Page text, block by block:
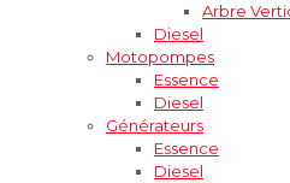
Arbre
Diesel
Motopompes
Essence
Diesel
Générateurs
Essence
Diesel